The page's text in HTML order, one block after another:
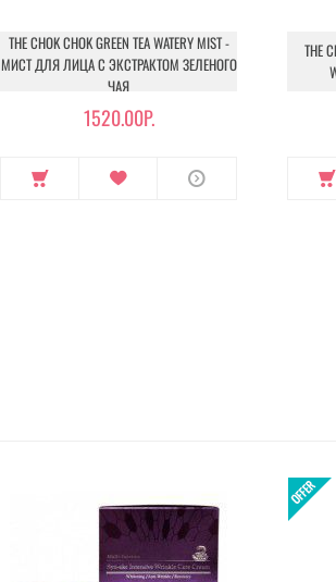
THE CHOK CHOK GREEN TEA WATERY MIST -
МИСТ ДЛЯ ЛИЦА С ЭКСТРАКТОМ ЗЕЛЕНОГО
ЧАЯ
1520.00Р.
THE